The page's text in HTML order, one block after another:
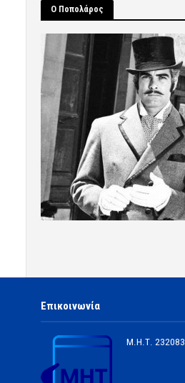
Ο Ποπολάρος
Επικοινωνία
Μ.Η.Τ. 232083